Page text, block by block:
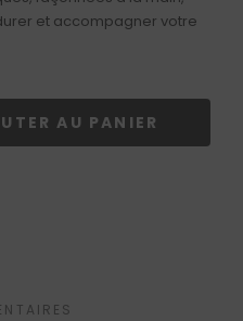
et accompagner votre
AU PANIER